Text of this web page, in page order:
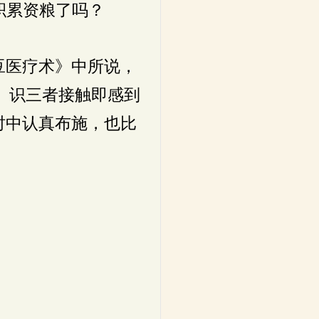
资粮了吗？
疗术》中所说，
识三者接触即感到
认真布施，也比